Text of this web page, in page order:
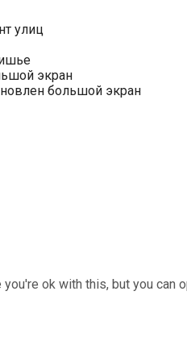
улиц
экран
большой экран
ok with this, but you can